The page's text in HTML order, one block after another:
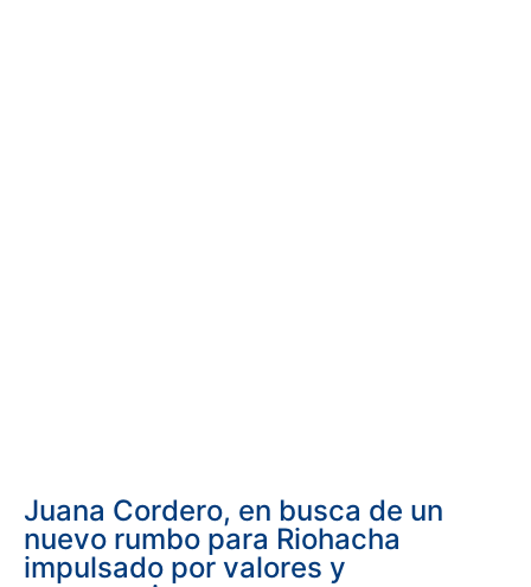
Juana Cordero, en busca de un
nuevo rumbo para Riohacha
impulsado por valores y